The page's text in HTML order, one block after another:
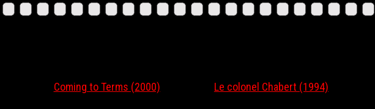
Coming to Terms (2000) Le colonel Chabert (1994)